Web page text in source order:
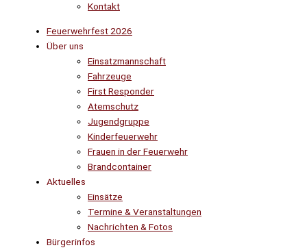
Kontakt
Feuerwehrfest 2026
Über uns
Einsatzmannschaft
Fahrzeuge
First Responder
Atemschutz
Jugendgruppe
Kinderfeuerwehr
Frauen in der Feuerwehr
Brandcontainer
Aktuelles
Einsätze
Termine & Veranstaltungen
Nachrichten & Fotos
Bürgerinfos